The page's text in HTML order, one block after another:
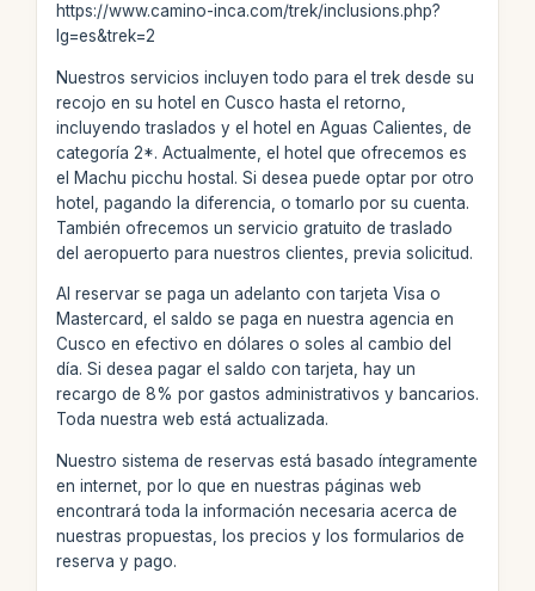
https://www.camino-inca.com/trek/inclusions.php?
lg=es&trek=2
Nuestros servicios incluyen todo para el trek desde su
recojo en su hotel en Cusco hasta el retorno,
incluyendo traslados y el hotel en Aguas Calientes, de
categoría 2*. Actualmente, el hotel que ofrecemos es
el Machu picchu hostal. Si desea puede optar por otro
hotel, pagando la diferencia, o tomarlo por su cuenta.
También ofrecemos un servicio gratuito de traslado
del aeropuerto para nuestros clientes, previa solicitud.
Al reservar se paga un adelanto con tarjeta Visa o
Mastercard, el saldo se paga en nuestra agencia en
Cusco en efectivo en dólares o soles al cambio del
día. Si desea pagar el saldo con tarjeta, hay un
recargo de 8% por gastos administrativos y bancarios.
Toda nuestra web está actualizada.
Nuestro sistema de reservas está basado íntegramente
en internet, por lo que en nuestras páginas web
encontrará toda la información necesaria acerca de
nuestras propuestas, los precios y los formularios de
reserva y pago.